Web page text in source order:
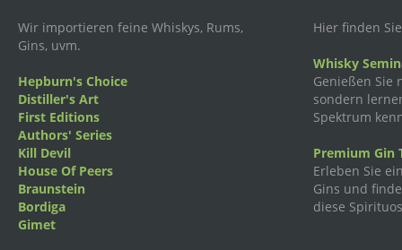
Wir importieren feine Whiskys, Rums,
Gins, uvm.
Hepburn's Choice
Distiller's Art
First Editions
Authors' Series
Kill Devil
House Of Peers
Braunstein
Bordiga
Gimet
Hier finden
Whisky
Genießen Sie
sondern
Spektrum
Premium Gin
Erleben Sie
Gins und
diese